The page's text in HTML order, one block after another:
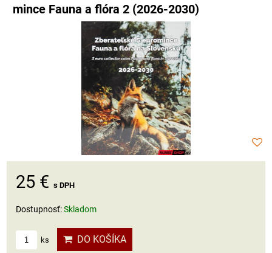
mince Fauna a flóra 2 (2026-2030)
25 € s DPH
Dostupnosť:Skladom
ks DO KOŠÍKA